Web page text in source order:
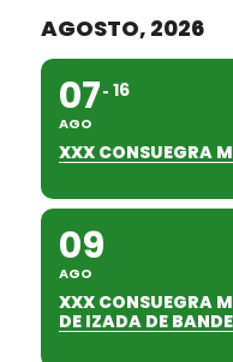
AGOSTO, 2026
07
AGO
16
XXX CONSUEGRA
09
AGO
XXX CONSUEGRA
DE IZADA DE